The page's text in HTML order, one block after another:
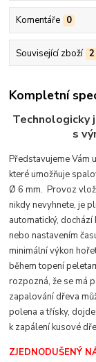
Komentáře 0
Související zboží 2
Kompletní
Technologicky
s
Představujeme Vám
které umožňuje
Ø 6 mm. Provoz
nikdy nevyhnete, je
automatický, dochází
nebo nastavením
minimální výkon
během topení
rozpozná, že se má
zapalování dřeva
polena a třísky,
k zapálení kusové
ZJEDNODUŠENÝ